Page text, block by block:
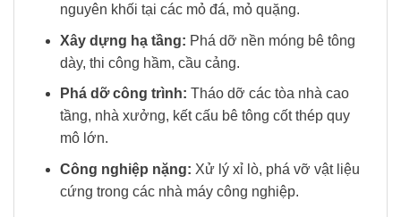
nguyên khối tại các mỏ đá, mỏ quặng.
Xây dựng hạ tầng: Phá dỡ nền móng bê tông
dày, thi công hầm, cầu cảng.
Phá dỡ công trình: Tháo dỡ các tòa nhà cao
tầng, nhà xưởng, kết cấu bê tông cốt thép quy
mô lớn.
Công nghiệp nặng: Xử lý xỉ lò, phá vỡ vật liệu
cứng trong các nhà máy công nghiệp.